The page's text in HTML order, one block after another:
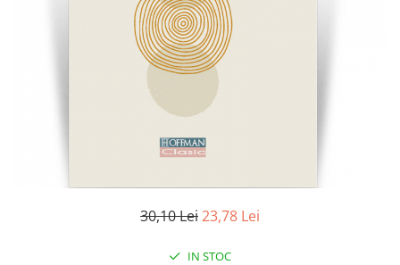
Publicistica / Reportaje / Interviuri
30,10 Lei23,78 Lei
IN STOC